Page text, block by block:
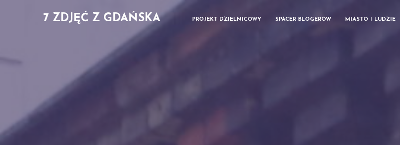
7 ZDJĘĆ Z GDAŃSKA PROJEKT DZIELNICOWY SPACER BLOGERÓW MIASTO I LUDZIE